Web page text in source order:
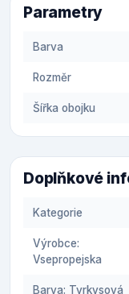
Parametry
Barva
Rozměr
Šířka obojku
Doplňkové
Kategorie
Výrobce:
Vsepropejska
Barva: Tyrkysová